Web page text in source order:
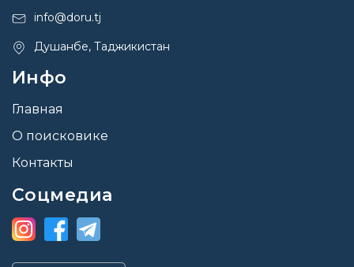
info@doru.tj
Душанбе, Таджикистан
Инфо
Главная
О поисковике
Контакты
Соцмедиа